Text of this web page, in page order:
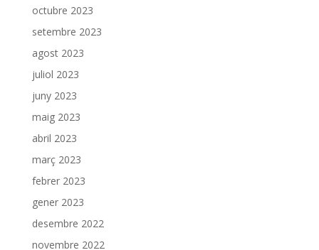
octubre 2023
setembre 2023
agost 2023
juliol 2023
juny 2023
maig 2023
abril 2023
març 2023
febrer 2023
gener 2023
desembre 2022
novembre 2022